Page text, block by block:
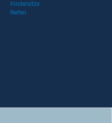
Kindersitze
Reifen